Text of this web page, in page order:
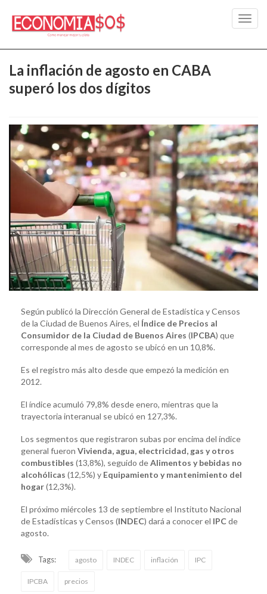
La inflación de agosto en CABA
superó los dos dígitos
Según publicó la Dirección General de Estadística y Censos
de la Ciudad de Buenos Aires, el Índice de Precios al
Consumidor de la Ciudad de Buenos Aires (IPCBA) que
corresponde al mes de agosto se ubicó en un 10,8%.
Es el registro más alto desde que empezó la medición en
2012.
El índice acumuló 79,8% desde enero, mientras que la
trayectoria interanual se ubicó en 127,3%.
Los segmentos que registraron subas por encima del índice
general fueron Vivienda, agua, electricidad, gas y otros
combustibles (13,8%), seguido deAlimentos y bebidas no
alcohólicas (12,5%) y Equipamiento y mantenimiento del
hogar(12,3%).
El próximo miércoles 13 de septiembre el Instituto Nacional
de Estadísticas y Censos (INDEC) dará a conocer el IPCde
agosto.
Tags: agosto INDEC inflación IPC
IPCBA precios